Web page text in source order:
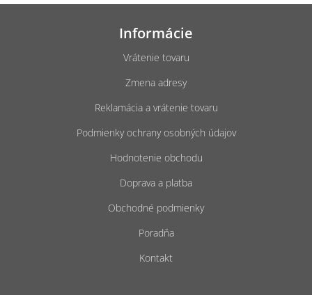
Z
Informácie
Vrátenie tovaru
Zmena adresy
Reklamácia a vrátenie tovaru
Podmienky ochrany osobných údajov
Hodnotenie obchodu
Doprava a platba
Obchodné podmienky
Poradňa
Kontakt